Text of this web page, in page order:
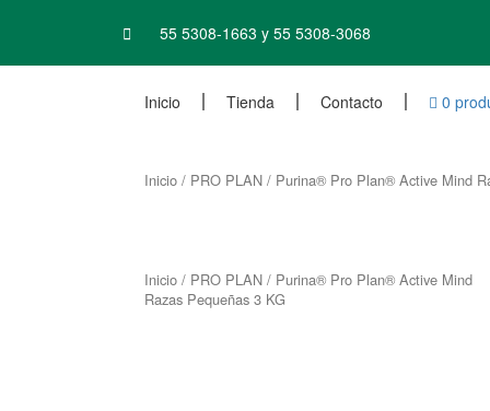
55 5308-1663 y 55 5308-3068
Inicio Tienda Contacto 0
Inicio / PRO PLAN / Purina® Pro Plan® Active Mind
Inicio / PRO PLAN / Purina® Pro Plan® Active Mind
Razas Pequeñas 3 KG